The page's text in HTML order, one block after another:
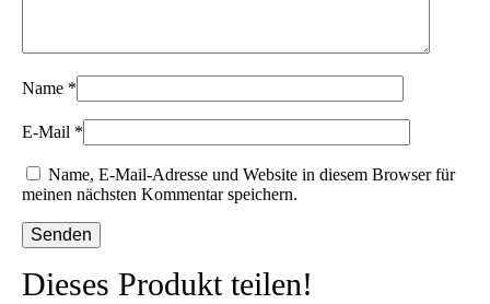
Name *
E-Mail *
Name, E-Mail-Adresse und Website in diesem Browser für
meinen nächsten Kommentar speichern.
Dieses Produkt teilen!